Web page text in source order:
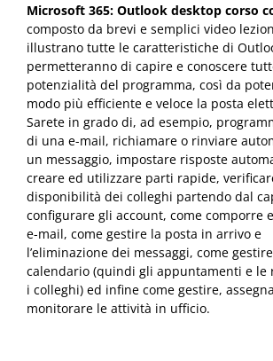
Microsoft 365: Outlook desktop corso
composto da brevi e semplici video
illustrano tutte le caratteristiche di
permetteranno di capire e conoscere
potenzialità del programma, così da
modo più efficiente e veloce la posta
Sarete in grado di, ad esempio,
di una e-mail, richiamare o rinviare
un messaggio, impostare risposte
creare ed utilizzare parti rapide,
disponibilità dei colleghi partendo dal
configurare gli account, come comporre
e-mail, come gestire la posta in arrivo e
l’eliminazione dei messaggi, come
calendario (quindi gli appuntamenti e le
i colleghi) ed infine come gestire,
monitorare le attività in ufficio.